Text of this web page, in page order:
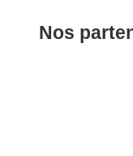
Nos